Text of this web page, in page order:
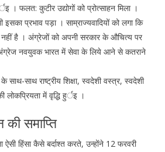
। फलत: कुटीर उद्योगों को प्रोत्साहन मिला ।
इसका प्रभाव पड़ा । साम्राज्यवादियों को लगा कि
है । अंग्रेजों को अपनी सरकार के औचित्य पर
नवयुवक भारत में सेवा के लिये आने से कतराने
साथ-साथ राष्ट्रीय शिक्षा, स्वदेशी वस्त्र, स्वदेशी
लोकप्रियता में वृद्धि हुर्इ ।
समाप्ति
ऐसी हिंसा कैसे बर्दाश्त करते, उन्होंने 12 फरवरी